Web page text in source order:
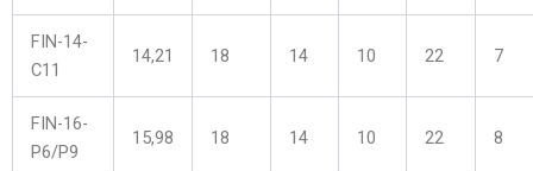
FIN-14-
C11
14,21 18 14 10 22 7
FIN-16-
P6/P9
15,98 18 14 10 22 8